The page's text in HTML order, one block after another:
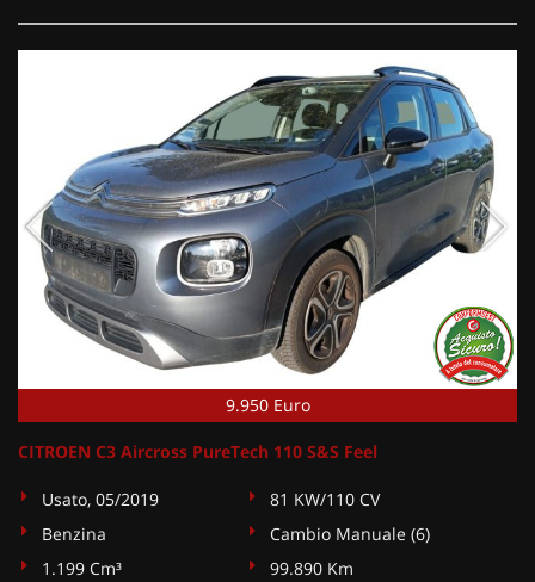
9.950 Euro
CITROEN C3 Aircross PureTech 110 S&S Feel
Usato, 05/2019
81 KW/110 CV
Benzina
Cambio Manuale (6)
1.199 Cm³
99.890 Km